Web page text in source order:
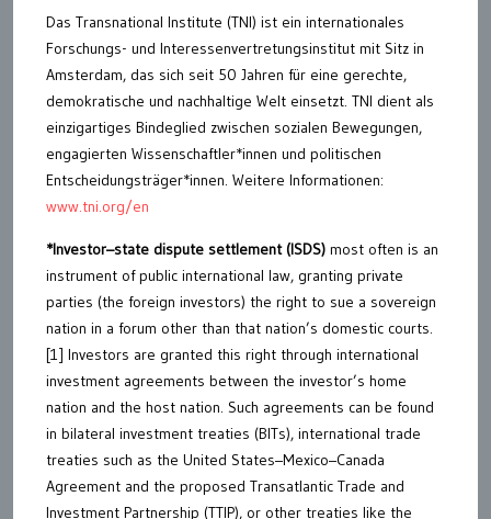
Das Transnational Institute (TNI) ist ein internationales
Forschungs- und Interessenvertretungsinstitut mit Sitz in
Amsterdam, das sich seit 50 Jahren für eine gerechte,
demokratische und nachhaltige Welt einsetzt. TNI dient als
einzigartiges Bindeglied zwischen sozialen Bewegungen,
engagierten Wissenschaftler*innen und politischen
Entscheidungsträger*innen. Weitere Informationen:
www.tni.org/en
*Investor–state dispute settlement (ISDS) most often is an
instrument of public international law, granting private
parties (the foreign investors) the right to sue a sovereign
nation in a forum other than that nation’s domestic courts.
[1] Investors are granted this right through international
investment agreements between the investor’s home
nation and the host nation. Such agreements can be found
in bilateral investment treaties (BITs), international trade
treaties such as the United States–Mexico–Canada
Agreement and the proposed Transatlantic Trade and
Investment Partnership (TTIP), or other treaties like the